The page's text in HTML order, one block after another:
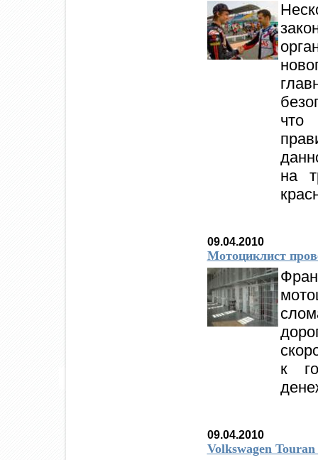
на
09.04.2010
Мотоциклист
к
09.04.2010
Volkswagen